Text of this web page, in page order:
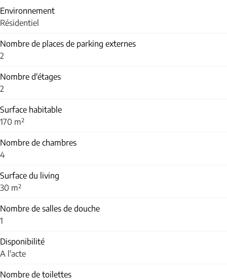
Environnement
Résidentiel
Nombre de places de parking externes
2
Nombre d'étages
2
Surface habitable
170 m²
Nombre de chambres
4
Surface du living
30 m²
Nombre de salles de douche
1
Disponibilité
A l'acte
Nombre de toilettes